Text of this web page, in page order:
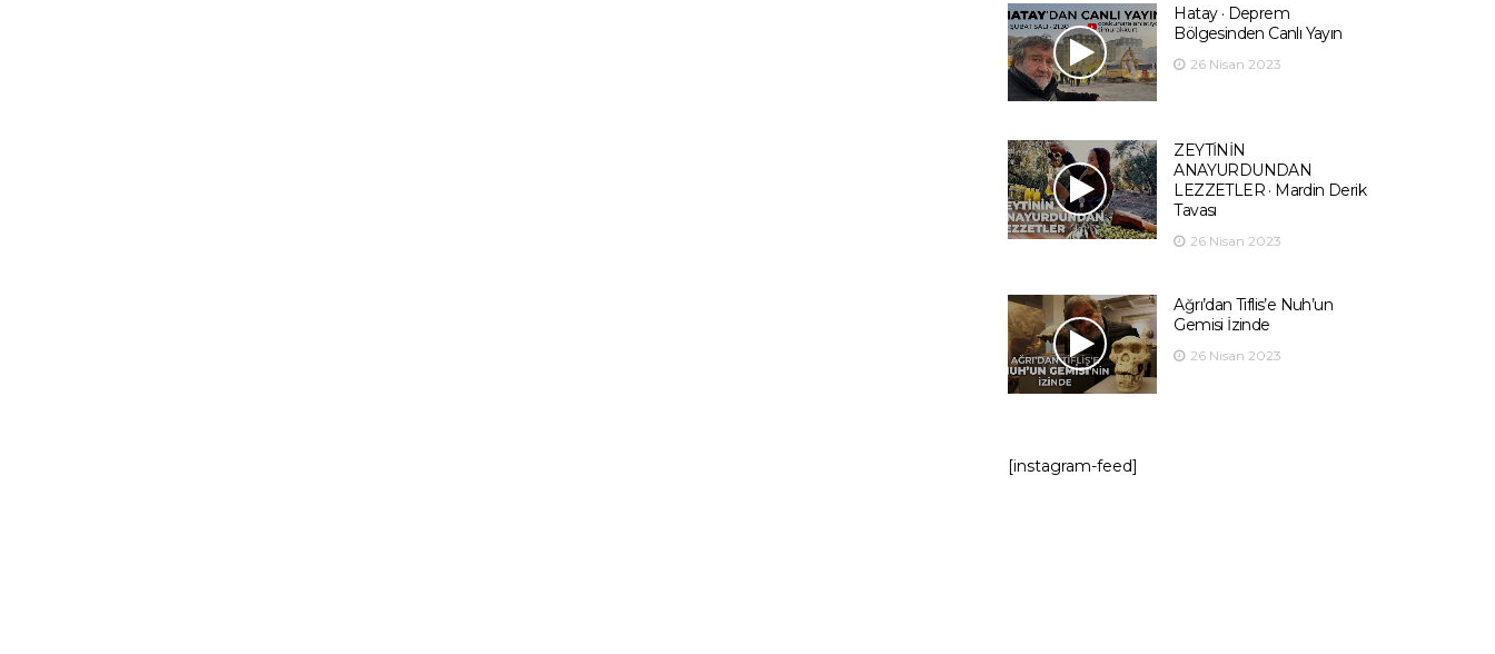
Hatay · Deprem
Bölgesinden Canlı Yayın
26 Nisan 2023
ZEYTİNİN
ANAYURDUNDAN
LEZZETLER · Mardin Derik
Tavası
26 Nisan 2023
Ağrı’dan Tiflis’e Nuh’un
Gemisi İzinde
26 Nisan 2023
[instagram-feed]